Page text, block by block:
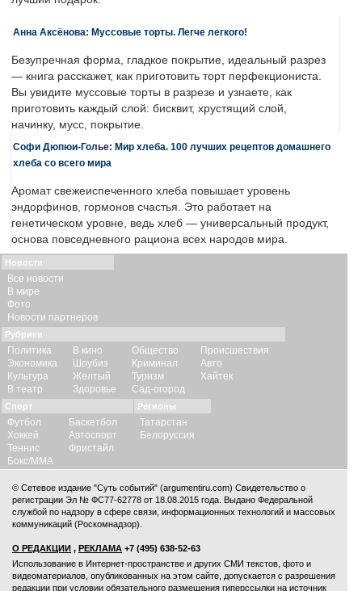
Анна Аксёнова: Муссовые торты. Легче легкого!
Безупречная форма, гладкое покрытие, идеальный разрез
— книга расскажет, как приготовить торт перфекциониста.
Вы увидите муссовые торты в разрезе и узнаете, как
приготовить каждый слой: бисквит, хрустящий слой,
начинку, мусс, покрытие.
Софи Дюпюи-Голье: Мир хлеба. 100 лучших рецептов домашнего
хлеба со всего мира
Аромат свежеиспеченного хлеба повышает уровень
эндорфинов, гормонов счастья. Это работает на
генетическом уровне, ведь хлеб — универсальный продукт,
основа повседневного рациона всех народов мира.
Новости
Все новости
В мире
Фото
Новости партнеров
Рубрики
Политика
Экономика
Культура
В театр
В кино
Шоубиз
Желтый
Здоровье
Общество
Криминал
Туризм
Сад-огород
Происшествия
Авто
Хайтек
Спорт
Футбол
Хоккей
Теннис
Бокс/ММА
Баскетбол
Автоспорт
Фристайл
Регионы
Татарстан
Белоруссия
© Сетевое издание "Суть событий" (argumentiru.com) Свидетельство о
регистрации Эл № ФС77-62778 от 18.08.2015 года. Выдано Федеральной
службой по надзору в сфере связи, информационных технологий и массовых
коммуникаций (Роскомнадзор).
О РЕДАКЦИИ , РЕКЛАМА +7 (495) 638-52-63
Использование в Интернет-пространстве и других СМИ текстов, фото и
видеоматериалов, опубликованных на этом сайте, допускается с разрешения
редакции при условии обязательного размещения гиперссылки на источник